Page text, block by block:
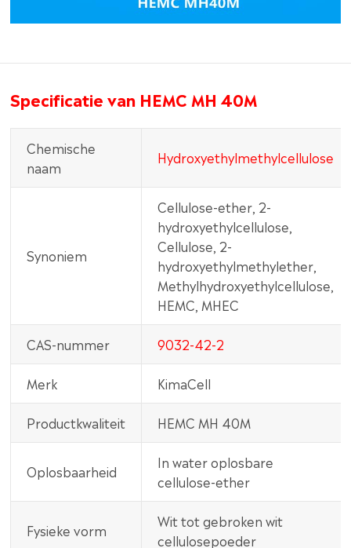
Specificatie van HEMC MH 40M
Chemische
naam
Hydroxyethylmethylcellulose
Synoniem
Cellulose-ether, 2-
hydroxyethylcellulose,
Cellulose, 2-
hydroxyethylmethylether,
Methylhydroxyethylcellulose,
HEMC, MHEC
CAS-nummer 9032-42-2
Merk KimaCell
Productkwaliteit HEMC MH 40M
Oplosbaarheid
In water oplosbare
cellulose-ether
Fysieke vorm
Wit tot gebroken wit
cellulosepoeder